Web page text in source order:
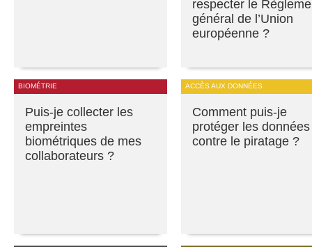
respecter le
général de l’Union
européenne ?
BIOMÉTRIE
Puis-je collecter les
empreintes
biométriques de mes
collaborateurs ?
ACCÈS AUX DONNÉES
Comment puis-je
protéger les données
contre le piratage ?